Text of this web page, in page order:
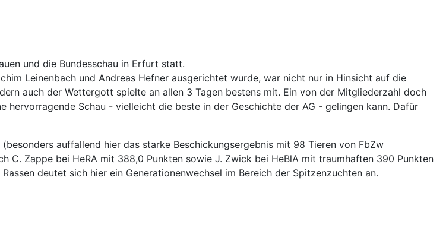
und die Bundesschau in Erfurt statt.
Leinenbach und Andreas Hefner ausgerichtet wurde, war nicht nur in Hinsicht auf die
auch der Wettergott spielte an allen 3 Tagen bestens mit. Ein von der Mitgliederzahl doch
Schau - vielleicht die beste in der Geschichte der AG - gelingen kann. Dafür
auffallend hier das starke Beschickungsergebnis mit 98 Tieren von FbZw
C. Zappe bei HeRA mit 388,0 Punkten sowie J. Zwick bei HeBlA mit traumhaften 390 Punkten
deutet sich hier ein Generationenwechsel im Bereich der Spitzenzuchten an.